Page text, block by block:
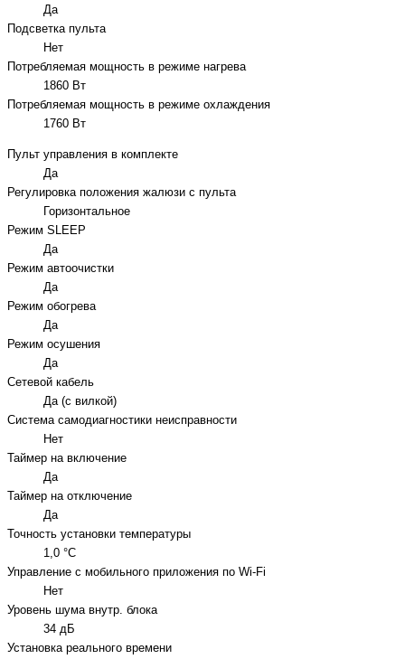
Да
Подсветка пульта
Нет
Потребляемая мощность в режиме нагрева
1860 Вт
Потребляемая мощность в режиме охлаждения
1760 Вт
Пульт управления в комплекте
Да
Регулировка положения жалюзи с пульта
Горизонтальное
Режим SLEEP
Да
Режим автоочистки
Да
Режим обогрева
Да
Режим осушения
Да
Сетевой кабель
Да (с вилкой)
Система самодиагностики неисправности
Нет
Таймер на включение
Да
Таймер на отключение
Да
Точность установки температуры
1,0 °С
Управление c мобильного приложения по Wi-Fi
Нет
Уровень шума внутр. блока
34 дБ
Установка реального времени